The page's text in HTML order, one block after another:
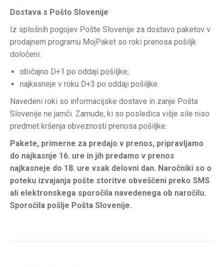
Dostava s Pošto Slovenije
Iz splošnih pogojev Pošte Slovenije za dostavo paketov v
prodajnem programu MojPaket so roki prenosa pošiljk
določeni:
običajno D+1 po oddaji pošiljke;
najkasneje v roku D+3 po oddaji pošiljke.
Navedeni roki so informacijske dostave in zanje Pošta
Slovenije ne jamči. Zamude, ki so posledica višje sile niso
predmet kršenja obveznosti prenosa pošiljke.
Pakete, primerne za predajo v prenos, pripravljamo
do najkasnje 16. ure in jih predamo v prenos
najkasneje do 18. ure vsak delovni dan. Naročniki so o
poteku izvajanja pošte storitve obveščeni preko SMS
ali elektronskega sporočila navedenega ob naročilu.
Sporočila pošlje Pošta Slovenije.